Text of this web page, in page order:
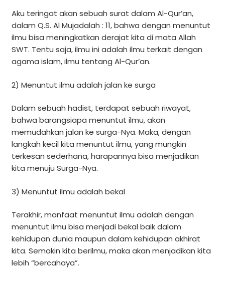
Aku teringat akan sebuah surat dalam Al-Qur’an,
dalam Q.S. Al Mujadalah : 11, bahwa dengan menuntut
ilmu bisa meningkatkan derajat kita di mata Allah
SWT. Tentu saja, ilmu ini adalah ilmu terkait dengan
agama islam, ilmu tentang Al-Qur’an.
2) Menuntut ilmu adalah jalan ke surga
Dalam sebuah hadist, terdapat sebuah riwayat,
bahwa barangsiapa menuntut ilmu, akan
memudahkan jalan ke surga-Nya. Maka, dengan
langkah kecil kita menuntut ilmu, yang mungkin
terkesan sederhana, harapannya bisa menjadikan
kita menuju Surga-Nya.
3) Menuntut ilmu adalah bekal
Terakhir, manfaat menuntut ilmu adalah dengan
menuntut ilmu bisa menjadi bekal baik dalam
kehidupan dunia maupun dalam kehidupan akhirat
kita. Semakin kita berilmu, maka akan menjadikan kita
lebih “bercahaya”.